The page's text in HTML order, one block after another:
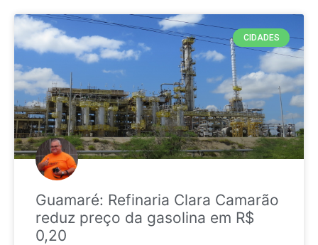
CIDADES
Guamaré: Refinaria Clara Camarão
reduz preço da gasolina em R$
0,20